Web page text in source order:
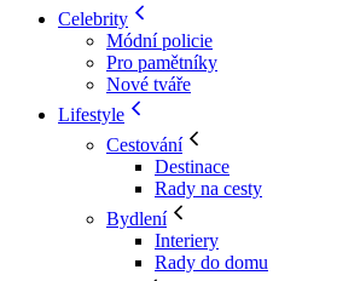
Celebrity
Módní policie
Pro pamětníky
Nové tváře
Lifestyle
Cestování
Destinace
Rady na cesty
Bydlení
Interiery
Rady do domu